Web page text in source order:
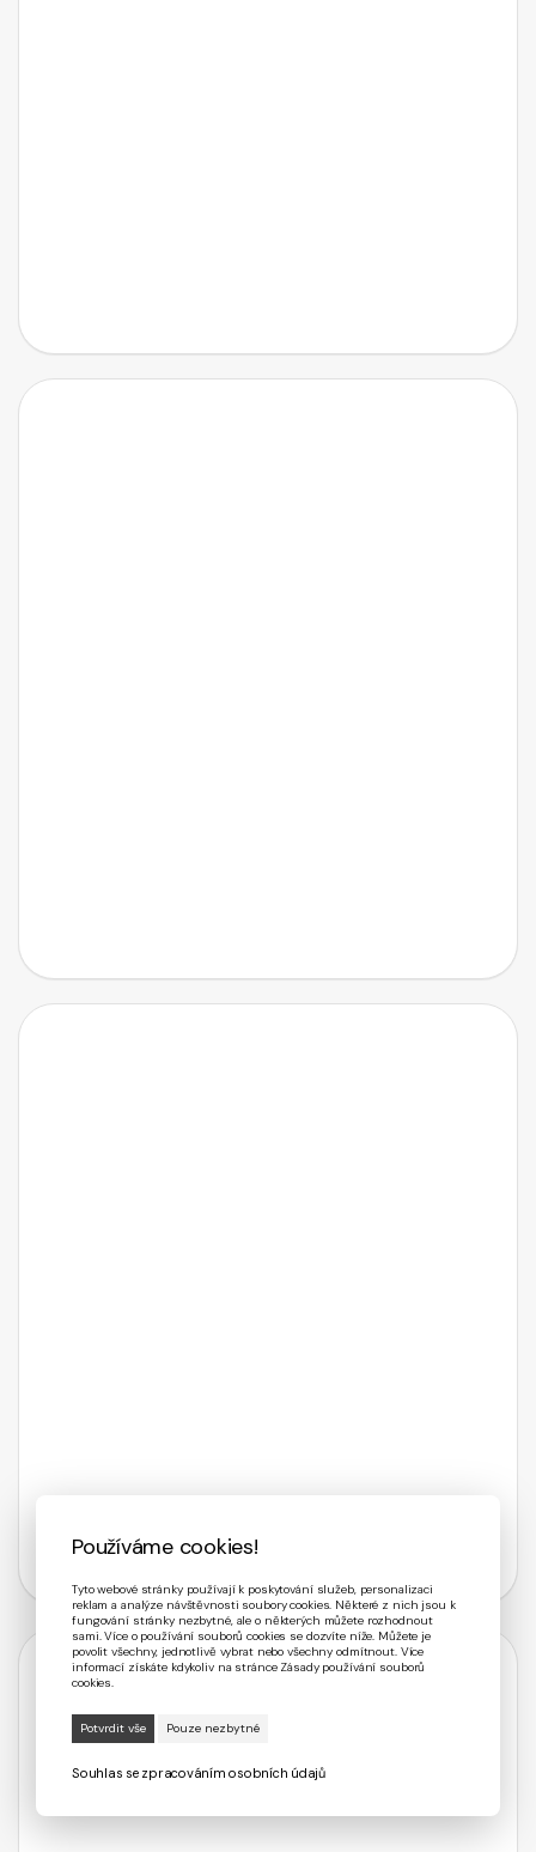
Používáme cookies!
Tyto webové stránky používají k poskytování služeb, personalizaci
reklam a analýze návštěvnosti soubory cookies. Některé z nich jsou k
fungování stránky nezbytné, ale o některých můžete rozhodnout
sami. Více o používání souborů cookies se dozvíte níže. Můžete je
povolit všechny, jednotlivě vybrat nebo všechny odmítnout. Více
informací získáte kdykoliv na stránce Zásady používání souborů
cookies.
Souhlas se zpracováním osobních údajů